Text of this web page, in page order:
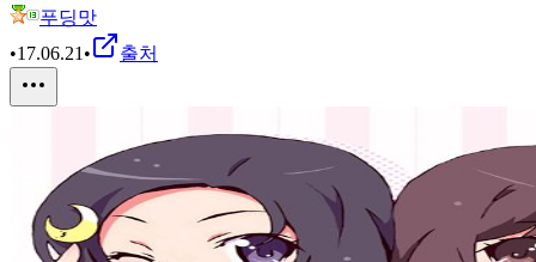
푸딩맛
•17.06.21 • 출처